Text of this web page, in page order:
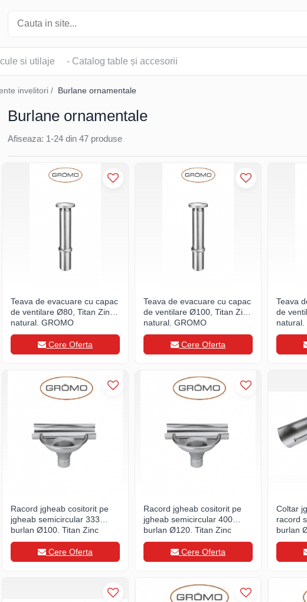
si utilaje - Catalog table și accesorii
invelitori / Burlane ornamentale
Burlane ornamentale
Afiseaza: 1-24 din 47 produse
Teava de evacuare cu capac
de ventilare Ø80, Titan Zinc
natural, GROMO
Cere Oferta
Teava de evacuare cu capac
de ventilare Ø100, Titan Zinc
natural, GROMO
Cere Oferta
Teava
de
natural,
Racord jgheab cositorit pe
jgheab semicircular 333
burlan Ø100, Titan Zinc
natural, GROMO
Cere Oferta
Racord jgheab cositorit pe
jgheab semicircular 400
burlan Ø120, Titan Zinc
natural, GROMO
Cere Oferta
Coltar
racord
burlan